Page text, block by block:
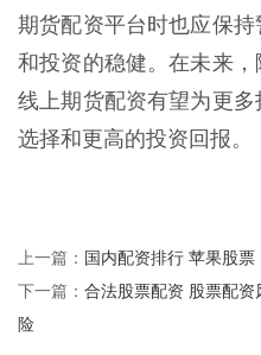
期货配资平台时也应保
和投资的稳健。在未来，
线上期货配资有望为更
选择和更高的投资回报。
上一篇： 国内配资排行 苹果股
下一篇： 合法股票配资 股票配
险